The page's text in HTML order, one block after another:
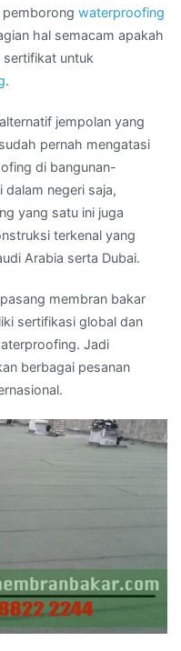
pemborong waterproofing
hal semacam apakah
sertifikat untuk
.
jempolan yang
pernah mengatasi
di bangunan-
negeri saja,
yang satu ini juga
terkenal yang
Arabia serta Dubai.
membran bakar
sertifikasi global dan
Jadi
berbagai pesanan